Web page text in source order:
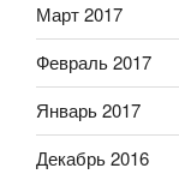
Март 2017
Февраль 2017
Январь 2017
Декабрь 2016